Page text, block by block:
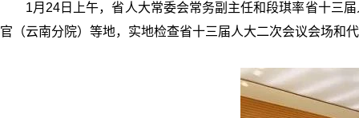
1月24日上午，省人大常委会常务副主任和段琪率省十三
官（云南分院）等地，实地检查省十三届人大二次会议会场和